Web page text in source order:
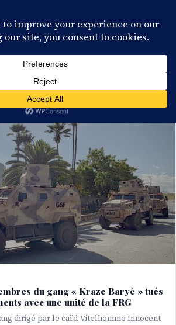
du gang « Kraze Baryè » tués
avec une unité de la FRG
dirigé par le caïd Vitelhomme Innocent